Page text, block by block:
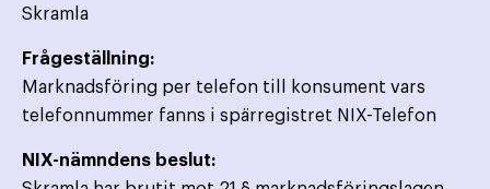
Skramla
Frågeställning:
Marknadsföring per telefon till konsument vars
telefonnummer fanns i spärregistret NIX-Telefon
NIX-nämndens beslut: